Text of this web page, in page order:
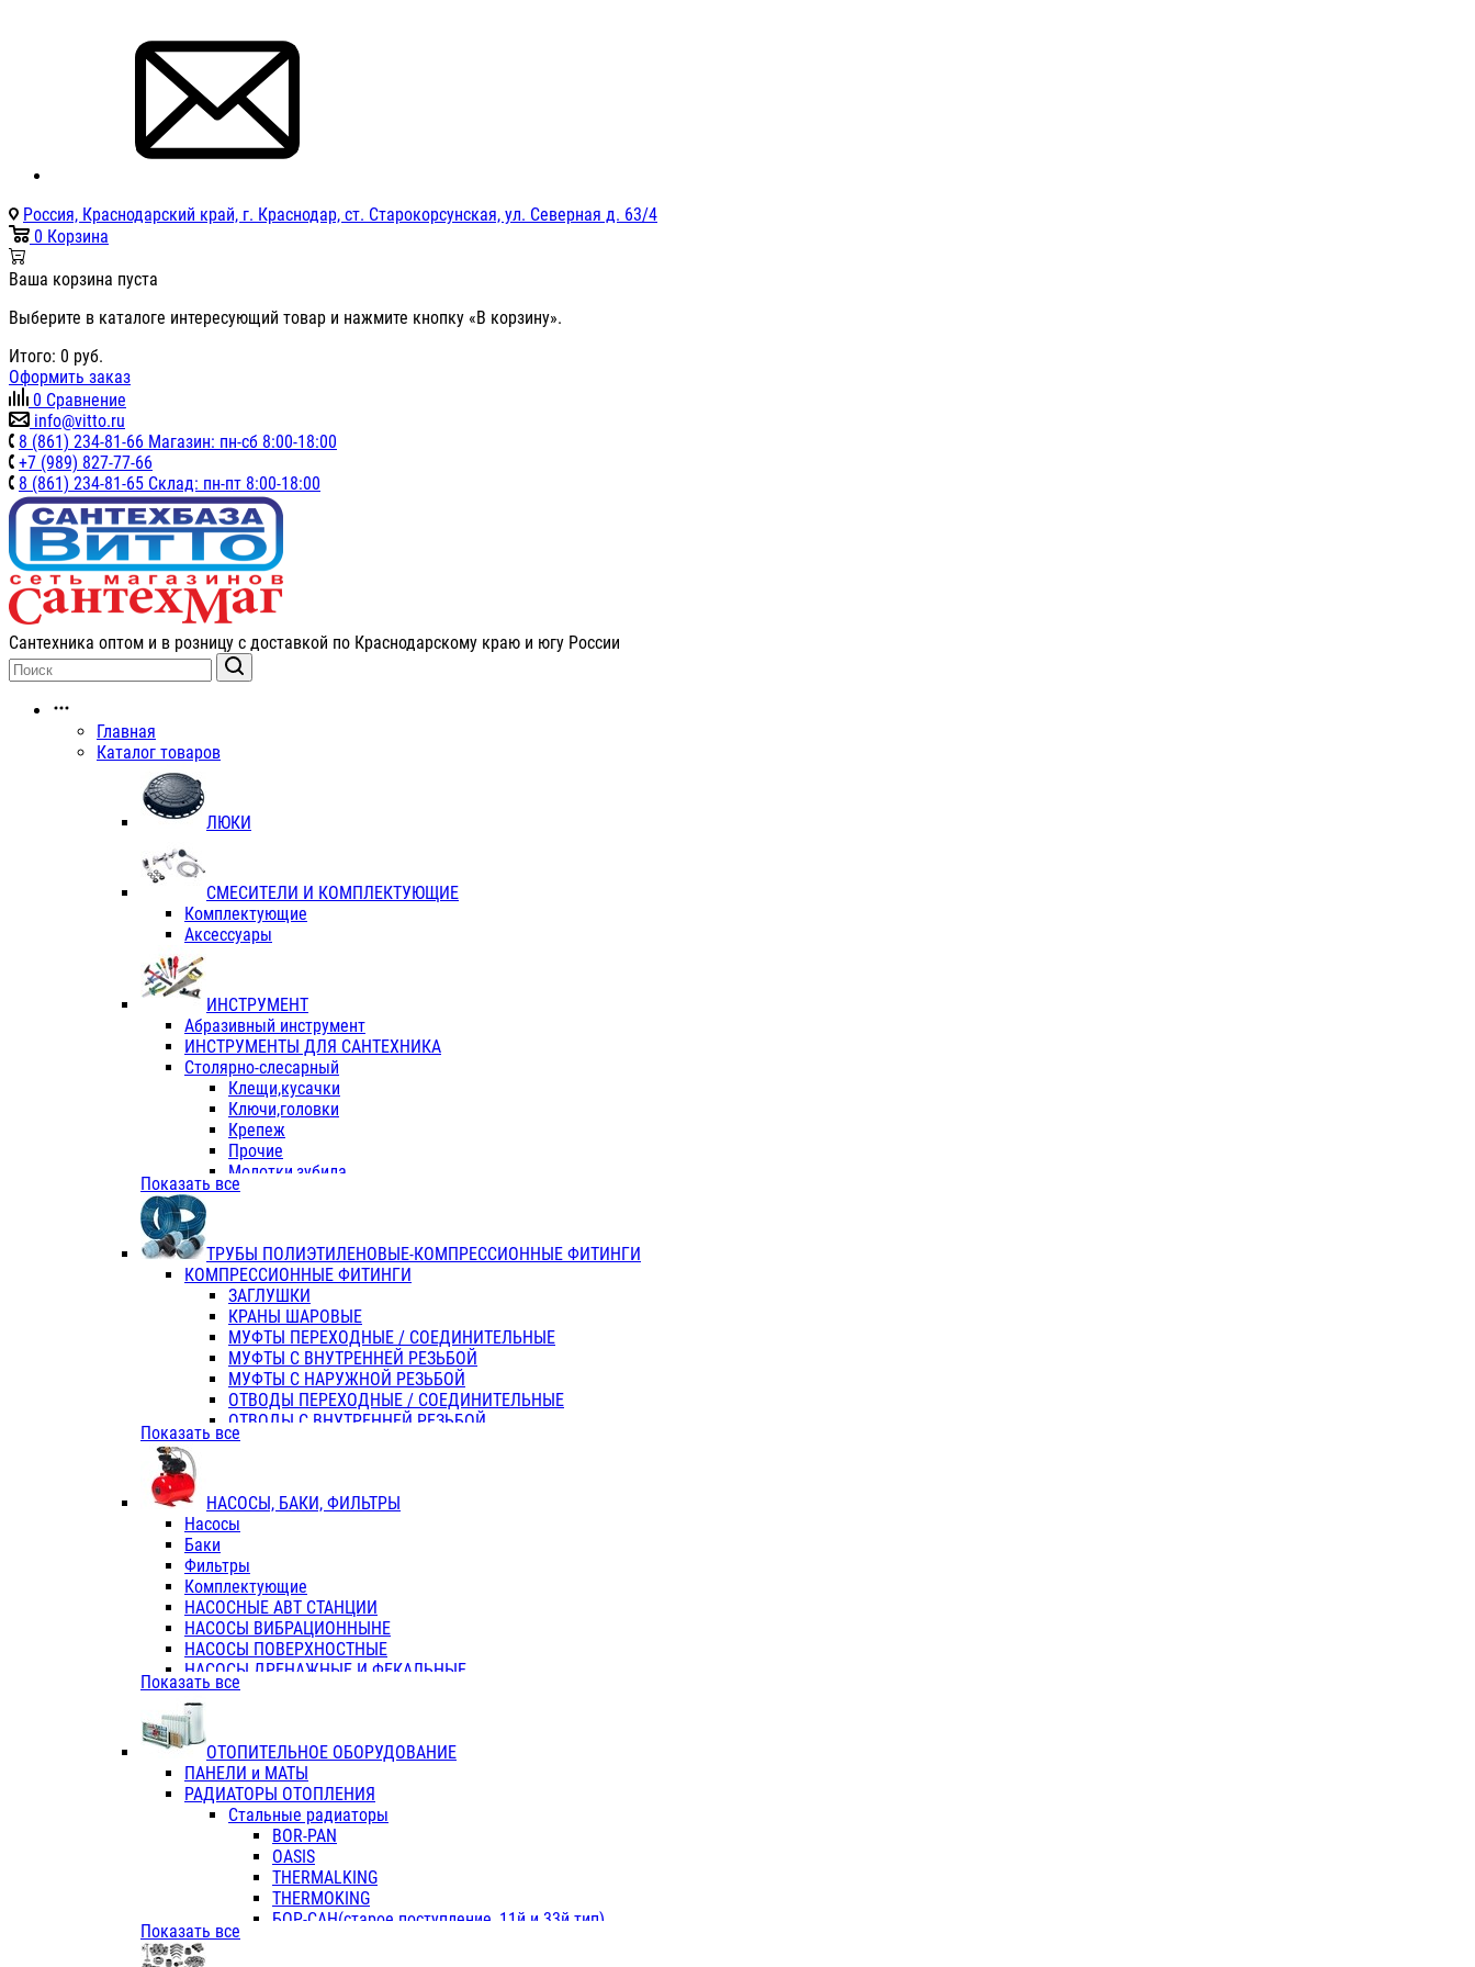
Россия, Краснодарский край, г. Краснодар, ст. Старокорсунская, ул. Северная д. 63/4
0 Корзина
Ваша корзина пуста
Выберите в каталоге интересующий товар и нажмите кнопку «В корзину».
Итого: 0 руб.
Оформить заказ
0 Сравнение
info@vitto.ru
8 (861) 234-81-66 Магазин: пн-сб 8:00-18:00
+7 (989) 827-77-66
8 (861) 234-81-65 Склад: пн-пт 8:00-18:00
Сантехника оптом и в розницу с доставкой по Краснодарскому краю и югу России
Главная
Каталог товаров
ЛЮКИ
СМЕСИТЕЛИ И КОМПЛЕКТУЮЩИЕ
Комплектующие
Аксессуары
ИНСТРУМЕНТ
Абразивный инструмент
ИНСТРУМЕНТЫ ДЛЯ САНТЕХНИКА
Столярно-слесарный
Клещи,кусачки
Ключи,головки
Крепеж
Прочие
Молотки,зубила
Пассатижи,тонкогубцы,утконосы
Отвертки
Хоз. инвентарь
ЭЛ. ИНСТРУМЕНТ OASIS
Показать все
ТРУБЫ ПОЛИЭТИЛЕНОВЫЕ-КОМПРЕССИОННЫЕ ФИТИНГИ
КОМПРЕССИОННЫЕ ФИТИНГИ
ЗАГЛУШКИ
КРАНЫ ШАРОВЫЕ
МУФТЫ ПЕРЕХОДНЫЕ / СОЕДИНИТЕЛЬНЫЕ
МУФТЫ С ВНУТРЕННЕЙ РЕЗЬБОЙ
МУФТЫ С НАРУЖНОЙ РЕЗЬБОЙ
ОТВОДЫ ПЕРЕХОДНЫЕ / СОЕДИНИТЕЛЬНЫЕ
ОТВОДЫ С ВНУТРЕННЕЙ РЕЗЬБОЙ
ОТВОДЫ С НАРУЖНОЙ РЕЗЬБОЙ
ТРОЙНИКИ ПЕРЕХОДНЫЕ / СОЕДИНИТЕЛЬНЫЕ
ТРОЙНИКИ С ВНУТРЕННЕЙ РЕЗЬБОЙ
КОЛЬЦА РЕЗИНОВЫЕ
ТРУБЫ НАПОРНЫЕ
ТРУБЫ ГОФРИРОВАННЫЕ ДВУХСЛ.
ТРУБЫ ПОЛИЭТИЛЕНОВЫЕ
Показать все
НАСОСЫ, БАКИ, ФИЛЬТРЫ
Насосы
Баки
Фильтры
Комплектующие
НАСОСНЫЕ АВТ СТАНЦИИ
НАСОСЫ ВИБРАЦИОННЫНЕ
НАСОСЫ ПОВЕРХНОСТНЫЕ
НАСОСЫ ДРЕНАЖНЫЕ И ФЕКАЛЬНЫЕ
НАСОСЫ ПОВЫСИТ и ЦИРКУЛЯЦИОННЫЕ
НАСОСЫ СКВАЖИННЫЕ
Показать все
ОТОПИТЕЛЬНОЕ ОБОРУДОВАНИЕ
ПАНЕЛИ и МАТЫ
РАДИАТОРЫ ОТОПЛЕНИЯ
Стальные радиаторы
BOR-PAN
OASIS
THERMALKING
THERMOKING
БОР-САН(старое поступление, 11й и 33й тип)
Показать все